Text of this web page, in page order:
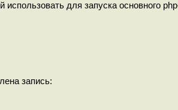
для запуска основного
запись: